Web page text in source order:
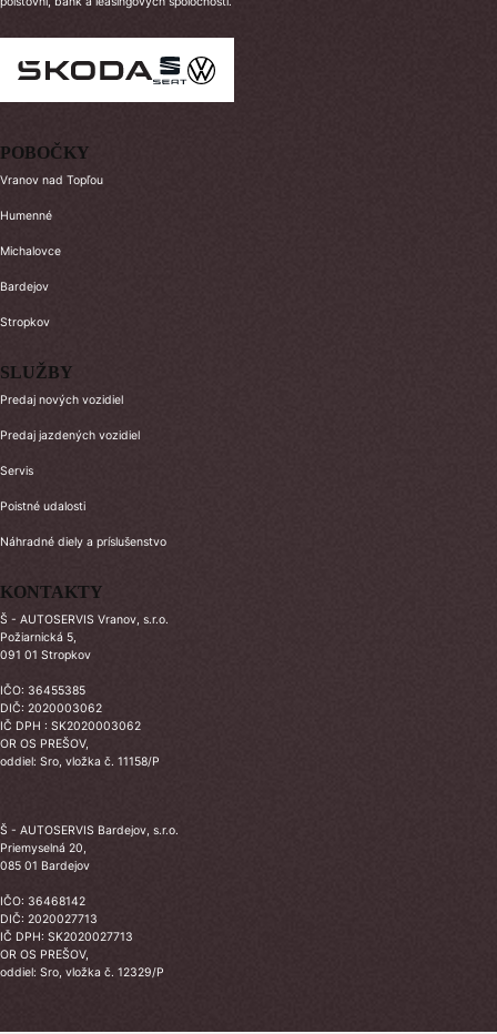
POBOČKY
Vranov nad Topľou
Humenné
Michalovce
Bardejov
Stropkov
SLUŽBY
Predaj nových vozidiel
Predaj jazdených vozidiel
Servis
Poistné udalosti
Náhradné diely a príslušenstvo
KONTAKTY
Š - AUTOSERVIS Vranov, s.r.o.
Požiarnická 5,
091 01 Stropkov
IČO: 36455385
DIČ: 2020003062
IČ DPH : SK2020003062
OR OS PREŠOV,
oddiel: Sro, vložka č. 11158/P
Š - AUTOSERVIS Bardejov, s.r.o.
Priemyselná 20,
085 01 Bardejov
IČO: 36468142
DIČ: 2020027713
IČ DPH: SK2020027713
OR OS PREŠOV,
oddiel: Sro, vložka č. 12329/P